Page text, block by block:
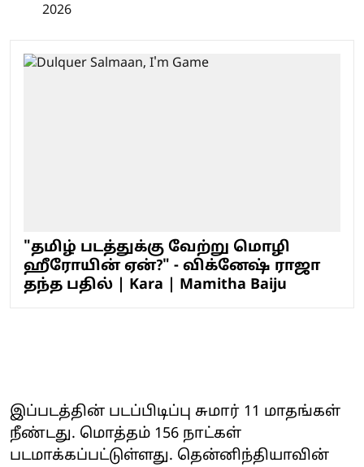
2026
"தமிழ் படத்துக்கு வேற்று மொழி
ஹீரோயின் ஏன்?" - விக்னேஷ் ராஜா
தந்த பதில் | Kara | Mamitha Baiju
இப்படத்தின் படப்பிடிப்பு சுமார் 11 மாதங்கள்
நீண்டது. மொத்தம் 156 நாட்கள்
படமாக்கப்பட்டுள்ளது. தென்னிந்தியாவின்